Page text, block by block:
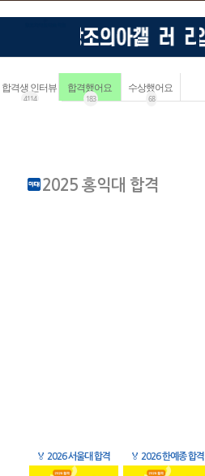
합격생 인터뷰
4114
합격했어요
183
수상했어요
68
2025 홍익대 합격
🏅 2026 서울대 합격 🏅 2026 한예종 합격